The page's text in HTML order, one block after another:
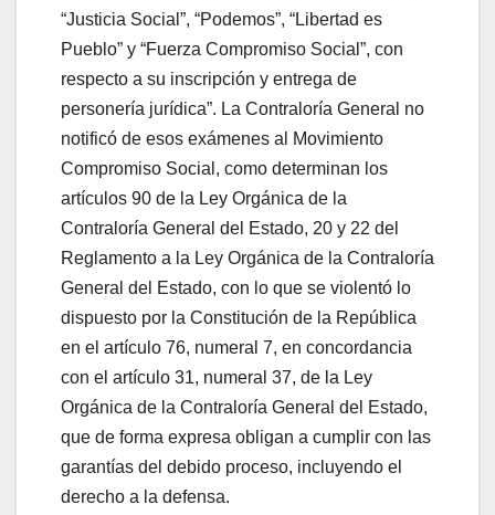
“Justicia Social”, “Podemos”, “Libertad es
Pueblo” y “Fuerza Compromiso Social”, con
respecto a su inscripción y entrega de
personería jurídica”. La Contraloría General no
notificó de esos exámenes al Movimiento
Compromiso Social, como determinan los
artículos 90 de la Ley Orgánica de la
Contraloría General del Estado, 20 y 22 del
Reglamento a la Ley Orgánica de la Contraloría
General del Estado, con lo que se violentó lo
dispuesto por la Constitución de la República
en el artículo 76, numeral 7, en concordancia
con el artículo 31, numeral 37, de la Ley
Orgánica de la Contraloría General del Estado,
que de forma expresa obligan a cumplir con las
garantías del debido proceso, incluyendo el
derecho a la defensa.